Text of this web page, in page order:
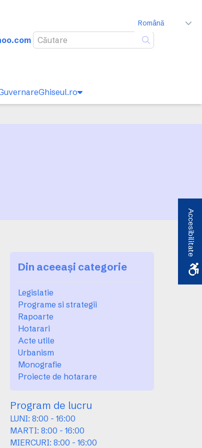
Caută
Română
Ghiseul.ro
Din aceeași categorie
Legislatie
Programe si strategii
Rapoarte
Hotarari
Acte utile
Urbanism
Monografie
Proiecte de hotarare
Program de lucru
LUNI: 8:00 - 16:00
MARTI: 8:00 - 16:00
MIERCURI: 8:00 - 16:00
Accesibilitate